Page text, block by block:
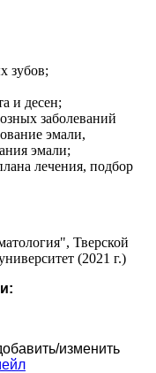
зубов;
и десен;
заболеваний
эмали,
эмали;
лечения, подбор
Тверской
(2021 г.)
изменить